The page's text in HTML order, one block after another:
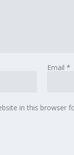
Email *
in this browser